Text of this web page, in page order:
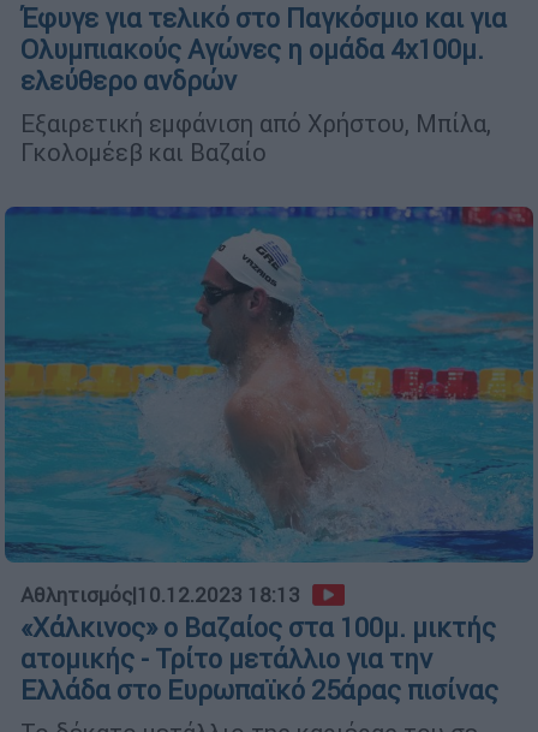
Έφυγε για τελικό στο Παγκόσμιο και για
Ολυμπιακούς Αγώνες η ομάδα 4x100μ.
ελεύθερο ανδρών
Εξαιρετική εμφάνιση από Χρήστου, Μπίλα,
Γκολομέεβ και Βαζαίο
Αθλητισμός|10.12.2023 18:13
«Χάλκινος» ο Βαζαίος στα 100μ. μικτής
ατομικής - Τρίτο μετάλλιο για την
Ελλάδα στο Ευρωπαϊκό 25άρας πισίνας